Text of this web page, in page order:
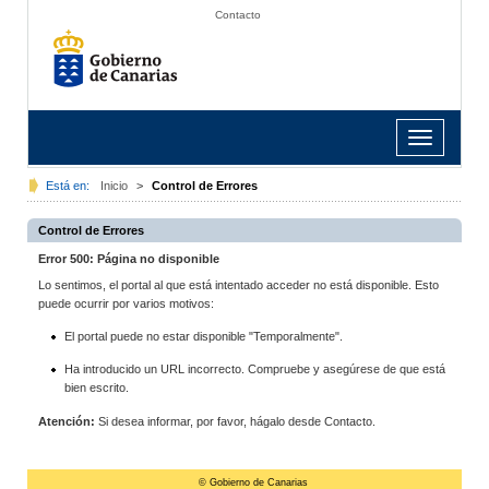
Contacto
Toggle
navigation
Está en: Inicio > Control de Errores
Control de Errores
Error 500: Página no disponible
Lo sentimos, el portal al que está intentado acceder no está disponible. Esto
puede ocurrir por varios motivos:
El portal puede no estar disponible "Temporalmente".
Ha introducido un URL incorrecto. Compruebe y asegúrese de que está
bien escrito.
Atención: Si desea informar, por favor, hágalo desde Contacto.
© Gobierno de Canarias